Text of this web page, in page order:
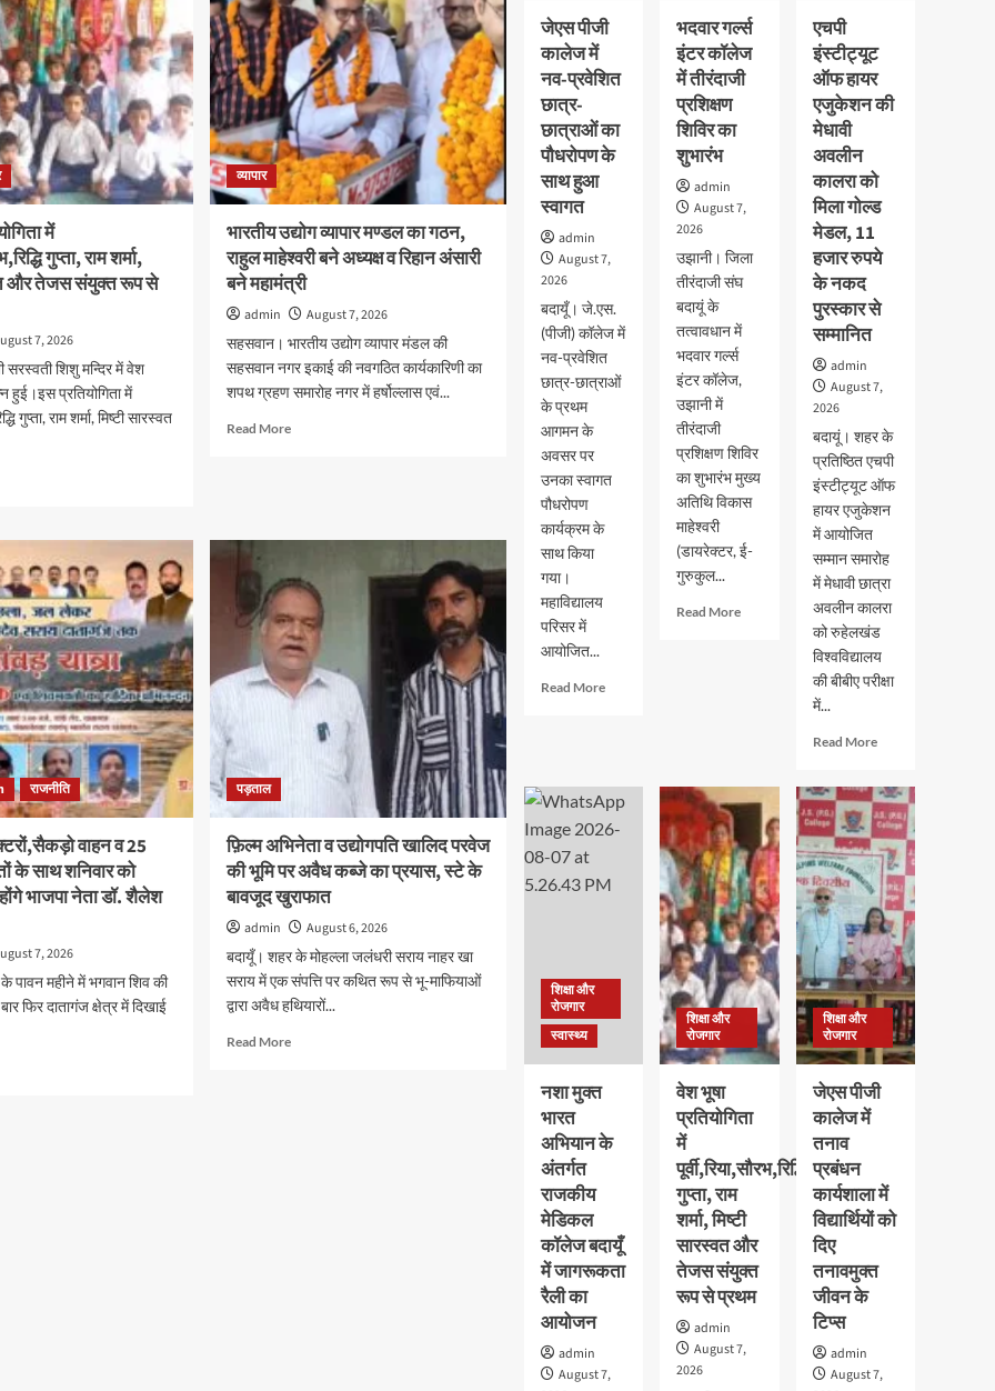
तक
चलेगा
हर
तिरंगा
अभियान
राष्ट्रीय
ध्वज
सम्मानपूर्वक
फहराने
की
अपील
में
गुप्ता, राम शर्मा,
और तेजस संयुक्त रूप से
7, 2026
सरस्वती शिशु मन्दिर में वेश
हुई।इस प्रतियोगिता में
गुप्ता, राम शर्मा, मिष्टी सारस्वत
व्यापार
भारतीय उद्योग व्यापार मण्डल का गठन,
राहुल माहेश्वरी बने अध्यक्ष व रिहान अंसारी
बने महामंत्री
admin
August 7, 2026
सहसवान। भारतीय उद्योग व्यापार मंडल की
सहसवान नगर इकाई की नवगठित कार्यकारिणी का
शपथ ग्रहण समारोह नगर में हर्षोल्लास एवं...
Read MoreRead
गठन,
राहुल
माहेश्वरी
बने
अध्यक्ष
व
अंसारी
राजनीति
वाहन व 25
के साथ शनिवार को
भाजपा नेता डॉ. शैलेश
7, 2026
पावन महीने में भगवान शिव की
फिर दातागंज क्षेत्र में दिखाई
पड़ताल
फ़िल्म अभिनेता व उद्योगपति खालिद परवेज
की भूमि पर अवैध कब्जे का प्रयास, स्टे के
बावजूद खुराफात
admin
August 6, 2026
बदायूँ। शहर के मोहल्ला जलंधरी सराय नाहर खा
सराय में एक संपत्ति पर कथित रूप से भू-माफियाओं
द्वारा अवैध हथियारों...
Read MoreRead
जेएस पीजी
कालेज में
नव-प्रवेशित
छात्र-
छात्राओं का
पौधरोपण के
साथ हुआ
स्वागत
admin
August 7,
2026
बदायूँ। जे.एस.
(पीजी) कॉलेज में
नव-प्रवेशित
छात्र-छात्राओं
के प्रथम
आगमन के
अवसर पर
उनका स्वागत
पौधरोपण
कार्यक्रम के
साथ किया
गया।
महाविद्यालय
परिसर में
आयोजित...
Read MoreRead
कालेज
में
नव-
छात्राओं
साथ
स्वागत
भदवार गर्ल्स
इंटर कॉलेज
में तीरंदाजी
प्रशिक्षण
शिविर का
शुभारंभ
admin
August 7,
2026
उझानी। जिला
तीरंदाजी संघ
बदायूं के
तत्वावधान में
भदवार गर्ल्स
इंटर कॉलेज,
उझानी में
तीरंदाजी
प्रशिक्षण शिविर
का शुभारंभ मुख्य
अतिथि विकास
माहेश्वरी
(डायरेक्टर, ई-
गुरुकुल...
Read MoreRead
प्रशिक्षण
शिविर
शुभारंभ
एचपी
इंस्टीट्यूट
ऑफ हायर
एजुकेशन की
मेधावी
अवलीन
कालरा को
मिला गोल्ड
मेडल, 11
हजार रुपये
के नकद
पुरस्कार से
सम्मानित
admin
August 7,
2026
बदायूं। शहर के
प्रतिष्ठित एचपी
इंस्टीट्यूट ऑफ
हायर एजुकेशन
में आयोजित
सम्मान समारोह
में मेधावी छात्रा
अवलीन कालरा
को रुहेलखंड
विश्वविद्यालय
की बीबीए परीक्षा
में...
Read MoreRead
एचपी
इंस्टीट्यूट
ऑफ
हायर
एजुकेशन
की
मेधावी
अवलीन
कालरा
को
मिला
गोल्ड
मेडल,
हजार
पुरस्कार
से
सम्मानित
शिक्षा और
रोजगार
स्वास्थ्य
नशा मुक्त
भारत
अभियान के
अंतर्गत
राजकीय
मेडिकल
कॉलेज बदायूँ
में जागरूकता
रैली का
आयोजन
admin
August 7,
शिक्षा और
रोजगार
वेश भूषा
प्रतियोगिता
में
पूर्वी,रिया,सौरभ,रिद्धि
गुप्ता, राम
शर्मा, मिष्टी
सारस्वत और
तेजस संयुक्त
रूप से प्रथम
admin
August 7,
2026
शिक्षा और
रोजगार
जेएस पीजी
कालेज में
तनाव
प्रबंधन
कार्यशाला में
विद्यार्थियों को
दिए
तनावमुक्त
जीवन के
टिप्स
admin
August 7,